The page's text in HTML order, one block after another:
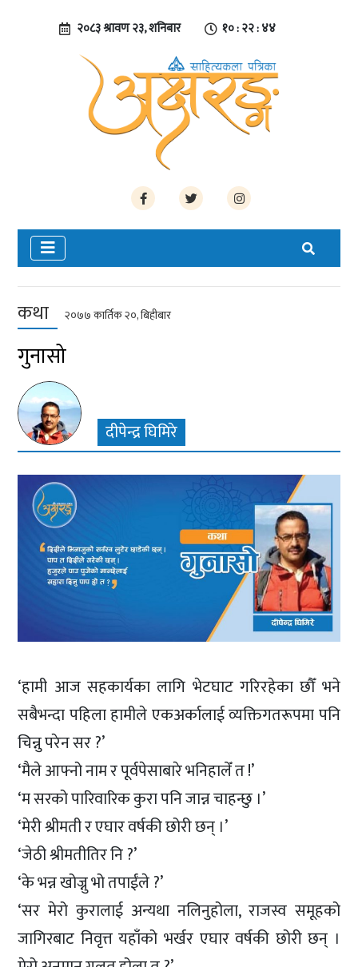
२०८३ श्रावण २३, शनिबार १० : २२ : ४५
कथा २०७७ कार्तिक २०, बिहीबार
गुनासो
दीपेन्द्र घिमिरे
‘हामी आज सहकार्यका लागि भेटघाट गरिरहेका छौँ भने
सबैभन्दा पहिला हामीले एकअर्कालाई व्यक्तिगतरूपमा पनि
चिन्नु परेन सर ?’
‘मैले आफ्नो नाम र पूर्वपेसाबारे भनिहालेँ त !’
‘म सरको पारिवारिक कुरा पनि जान्न चाहन्छु ।’
‘मेरी श्रीमती र एघार वर्षकी छोरी छन् ।’
‘जेठी श्रीमतीतिर नि ?’
‘के भन्न खोज्नु भो तपाईंले ?’
‘सर मेरो कुरालाई अन्यथा नलिनुहोला, राजस्व समूहको
जागिरबाट निवृत्त यहाँको भर्खर एघार वर्षकी छोरी छन् ।